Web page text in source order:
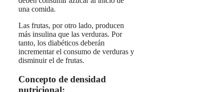
una comida.
Las frutas, por otro lado, producen
más insulina que las verduras. Por
tanto, los diabéticos deberán
incrementar el consumo de verduras y
disminuir el de frutas.
Concepto de densidad
nutricional: